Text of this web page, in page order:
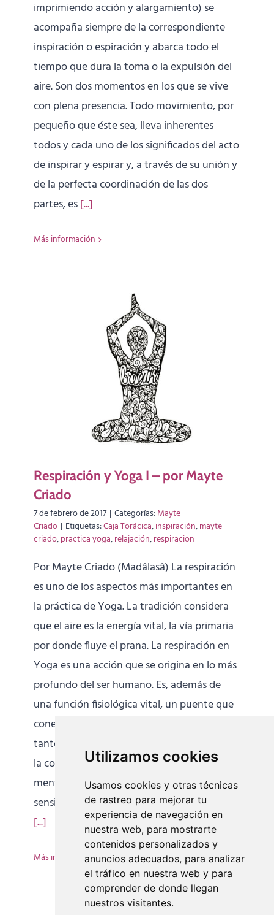
Utilizamos cookies
Usamos cookies y otras técnicas
de rastreo para mejorar tu
experiencia de navegación en
nuestra web, para mostrarte
contenidos personalizados y
anuncios adecuados, para analizar
el tráfico en nuestra web y para
comprender de donde llegan
nuestros visitantes.
imprimiendo acción y alargamiento) se
acompaña siempre de la correspondiente
inspiración o espiración y abarca todo el
tiempo que dura la toma o la expulsión del
aire. Son dos momentos en los que se vive
con plena presencia. Todo movimiento, por
pequeño que éste sea, lleva inherentes
todos y cada uno de los significados del acto
de inspirar y espirar y, a través de su unión y
de la perfecta coordinación de las dos
partes, es[...]
Más información
Respiración y Yoga I – por Mayte
Criado
7 de febrero de 2017 | Categorías:Mayte
Criado | Etiquetas:Caja Torácica,inspiración,mayte
criado,practica yoga,relajación,respiracion
Por Mayte Criado (Madâlasâ) La respiración
es uno de los aspectos más importantes en
la práctica de Yoga. La tradición considera
que el aire es la energía vital, la vía primaria
por donde fluye el prana. La respiración en
Yoga es una acción que se origina en lo más
profundo del ser humano. Es, además de
una función fisiológica vital, un puente que
conecta todas las capas del Ser y se irradia
tanto hacia el exterior como a la mente y a
la conciencia. La integración de cuerpo,
mente y espíritu pasa por una mayor
sensibilización y una constante presencia en
[...]
Más información